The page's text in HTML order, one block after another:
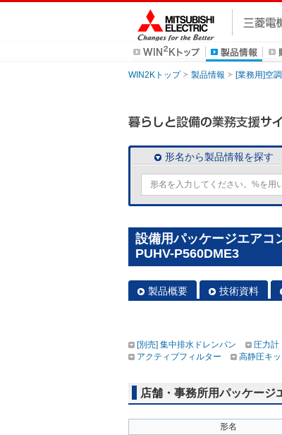
WIN2Kトップ 製品情報 [業務用]空
形名から製品情報を探す
設備用パッケージエアコ
PUHV-P560DME3
製品概要 技術資料
[別売] 集中排水ドレンパン
圧力計
アクティブフィルター
高静圧キッ
店舗・事務所用パッケージ
形名